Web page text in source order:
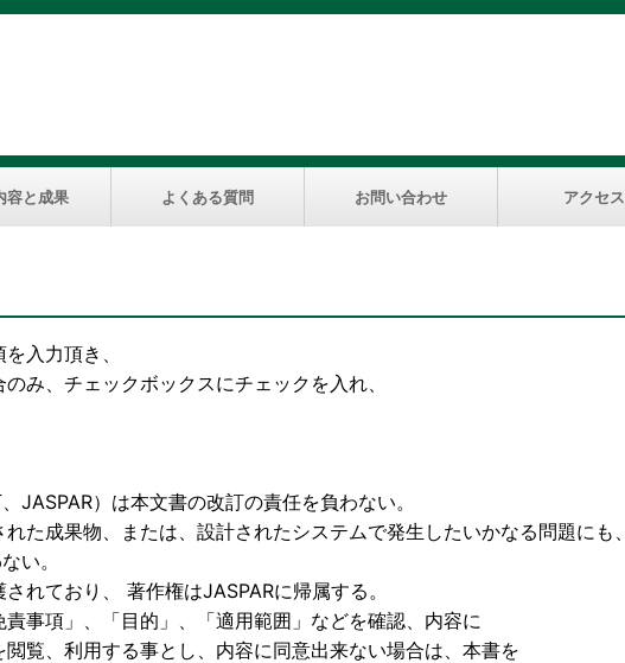
容と成果 よくある質問 お問い合わせ アクセス
入力頂き、
み、チェックボックスにチェックを入れ、
）は本文書の改訂の責任を負わない。
は、設計されたシステムで発生したいかなる問題にも、
。
ており、 著作権はJASPARに帰属する。
事項」、「目的」、「適用範囲」などを確認、内容に
事とし、内容に同意出来ない場合は、本書を